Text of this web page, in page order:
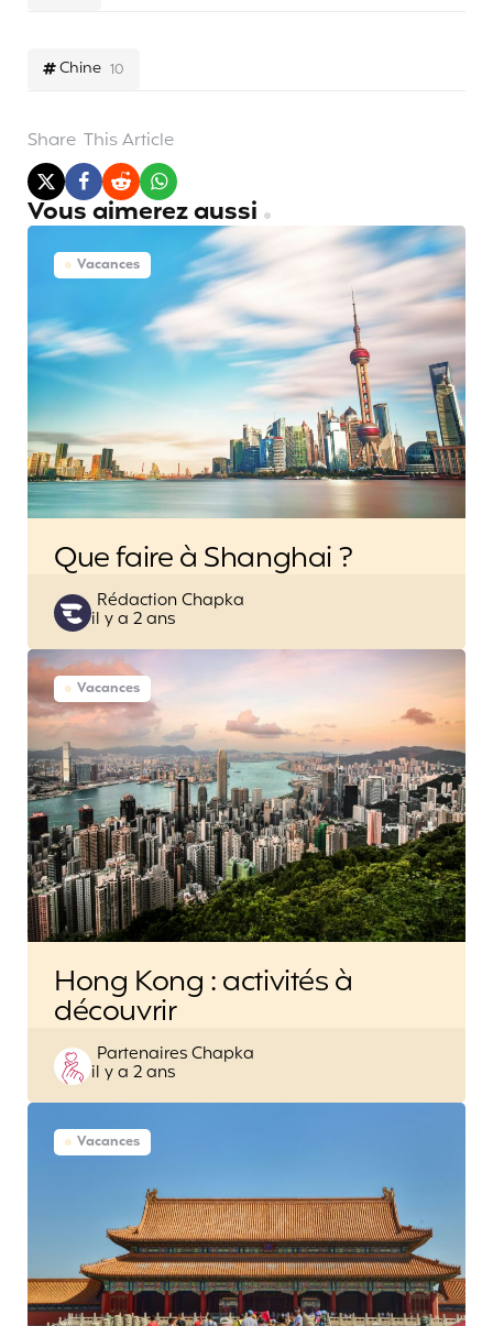
Chine 10
Share This Article
Vous aimerez aussi
Vacances
Que faire à Shanghai ?
Posted
by
Rédaction Chapka
il y a 2 ans
Vacances
Hong Kong : activités à
découvrir
Posted
by
Partenaires Chapka
il y a 2 ans
Vacances